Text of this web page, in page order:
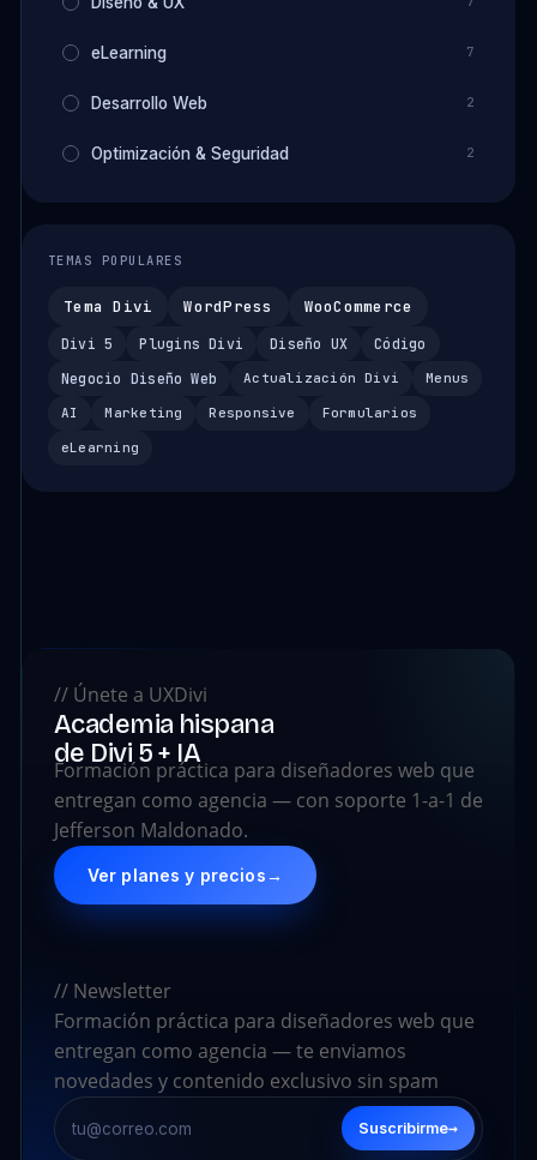
eLearning 7
Desarrollo Web 2
Optimización & Seguridad 2
TEMAS POPULARES
Tema Divi WordPress WooCommerce
Divi 5 Plugins Divi Diseño UX
Código
Negocio Diseño Web
Actualización Divi Menus
AI Marketing Responsive Formularios
eLearning
// Únete a UXDivi
Academia hispana
de Divi 5 + IA
Formación práctica para diseñadores web que
entregan como agencia — con soporte 1-a-1 de
Jefferson Maldonado.
Ver planes y precios→
// Newsletter
Formación práctica para diseñadores web que
entregan como agencia — te enviamos
novedades y contenido exclusivo sin spam
Suscribirme→